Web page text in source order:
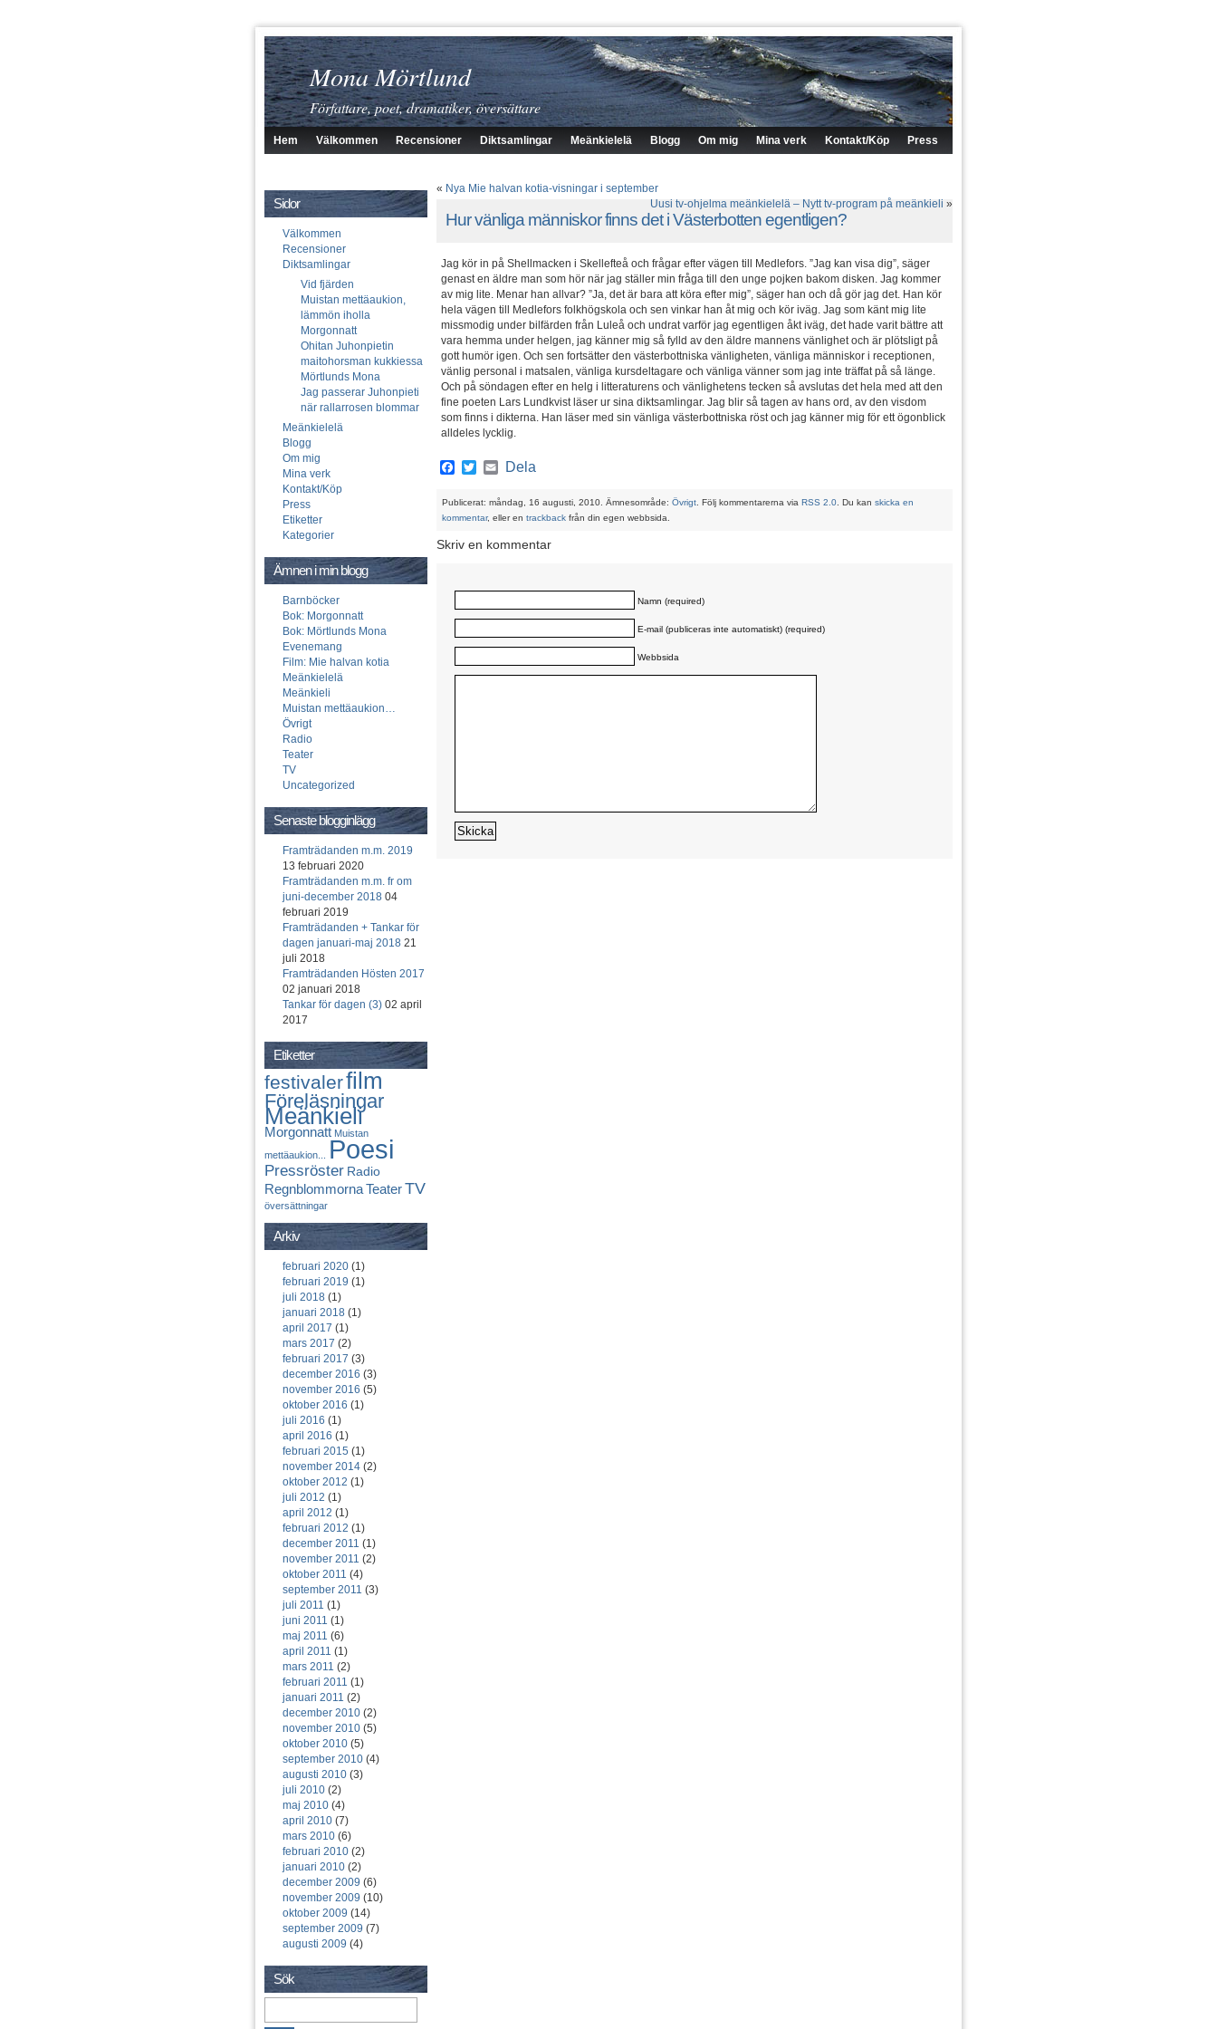
Mona Mörtlund
Författare, poet, dramatiker, översättare
Hem Välkommen Recensioner Diktsamlingar Meänkielelä Blogg Om mig Mina verk Kontakt/Köp Press
« Nya Mie halvan kotia-visningar i september
Uusi tv-ohjelma meänkielelä – Nytt tv-program på meänkieli »
Hur vänliga människor finns det i Västerbotten egentligen?
Jag kör in på Shellmacken i Skellefteå och frågar efter vägen till Medlefors. ”Jag kan visa dig”, säger
genast en äldre man som hör när jag ställer min fråga till den unge pojken bakom disken. Jag kommer
av mig lite. Menar han allvar? ”Ja, det är bara att köra efter mig”, säger han och då gör jag det. Han kör
hela vägen till Medlefors folkhögskola och sen vinkar han åt mig och kör iväg. Jag som känt mig lite
missmodig under bilfärden från Luleå och undrat varför jag egentligen åkt iväg, det hade varit bättre att
vara hemma under helgen, jag känner mig så fylld av den äldre mannens vänlighet och är plötsligt på
gott humör igen. Och sen fortsätter den västerbottniska vänligheten, vänliga människor i receptionen,
vänlig personal i matsalen, vänliga kursdeltagare och vänliga vänner som jag inte träffat på så länge.
Och på söndagen efter en helg i litteraturens och vänlighetens tecken så avslutas det hela med att den
fine poeten Lars Lundkvist läser ur sina diktsamlingar. Jag blir så tagen av hans ord, av den visdom
som finns i dikterna. Han läser med sin vänliga västerbottniska röst och jag känner mig för ett ögonblick
alldeles lycklig.
Facebook
TwitterEmail
Dela
Publicerat: måndag, 16 augusti, 2010. Ämnesområde: Övrigt . Följ kommentarerna via RSS 2.0 . Du kan skicka en
kommentar, eller en trackback från din egen webbsida.
Skriv en kommentar
Namn (required)
E-mail (publiceras inte automatiskt) (required)
Webbsida
Sidor
Välkommen
Recensioner
Diktsamlingar
Vid fjärden
Muistan mettäaukion,
lämmön iholla
Morgonnatt
Ohitan Juhonpietin
maitohorsman kukkiessa
Mörtlunds Mona
Jag passerar Juhonpieti
när rallarrosen blommar
Meänkielelä
Blogg
Om mig
Mina verk
Kontakt/Köp
Press
Etiketter
Kategorier
Ämnen i min blogg
Barnböcker
Bok: Morgonnatt
Bok: Mörtlunds Mona
Evenemang
Film: Mie halvan kotia
Meänkielelä
Meänkieli
Muistan mettäaukion…
Övrigt
Radio
Teater
TV
Uncategorized
Senaste blogginlägg
Framträdanden m.m. 2019
13 februari 2020
Framträdanden m.m. fr om
juni-december 2018 04
februari 2019
Framträdanden + Tankar för
dagen januari-maj 2018 21
juli 2018
Framträdanden Hösten 2017
02 januari 2018
Tankar för dagen (3) 02 april
2017
Etiketter
festivalerfilm
Föreläsningar
Meänkieli
Morgonnatt Muistan
mettäaukion...
Poesi
Pressröster Radio
RegnblommornaTeaterTV
översättningar
Arkiv
februari 2020 (1)
februari 2019 (1)
juli 2018 (1)
januari 2018 (1)
april 2017 (1)
mars 2017 (2)
februari 2017 (3)
december 2016 (3)
november 2016 (5)
oktober 2016 (1)
juli 2016 (1)
april 2016 (1)
februari 2015 (1)
november 2014 (2)
oktober 2012 (1)
juli 2012 (1)
april 2012 (1)
februari 2012 (1)
december 2011 (1)
november 2011 (2)
oktober 2011 (4)
september 2011 (3)
juli 2011 (1)
juni 2011 (1)
maj 2011 (6)
april 2011 (1)
mars 2011 (2)
februari 2011 (1)
januari 2011 (2)
december 2010 (2)
november 2010 (5)
oktober 2010 (5)
september 2010 (4)
augusti 2010 (3)
juli 2010 (2)
maj 2010 (4)
april 2010 (7)
mars 2010 (6)
februari 2010 (2)
januari 2010 (2)
december 2009 (6)
november 2009 (10)
oktober 2009 (14)
september 2009 (7)
augusti 2009 (4)
Sök